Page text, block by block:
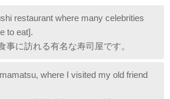
restaurant where many celebrities
to eat].
事に訪れる有名な寿司屋です。
where I visited my old friend